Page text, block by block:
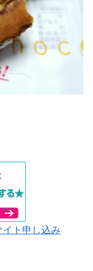
ト申し込み